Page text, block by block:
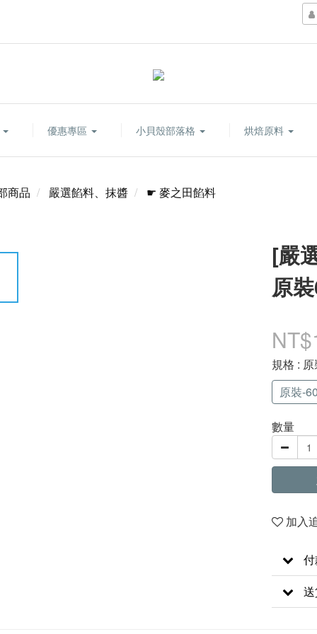
優惠專區 小貝殼部落格 烘焙原料
商品 嚴選餡料、抹醬 ☛ 麥之田餡料
[嚴
原
規格 :
原裝-
數量
加入